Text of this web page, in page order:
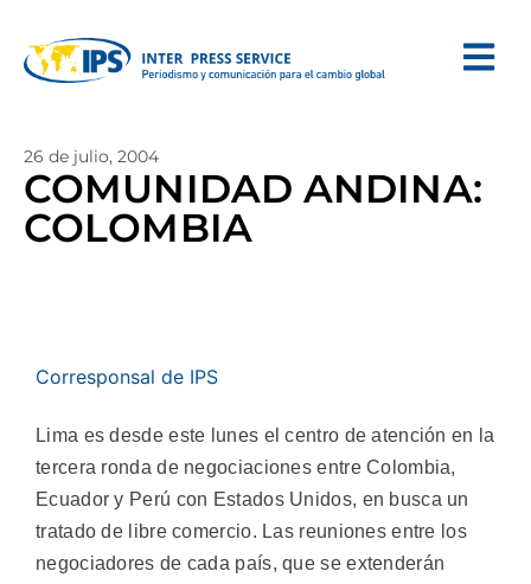
26 de julio, 2004
COMUNIDAD ANDINA:
COLOMBIA
Corresponsal de IPS
Lima es desde este lunes el centro de atención en la
tercera ronda de negociaciones entre Colombia,
Ecuador y Perú con Estados Unidos, en busca un
tratado de libre comercio. Las reuniones entre los
negociadores de cada país, que se extenderán